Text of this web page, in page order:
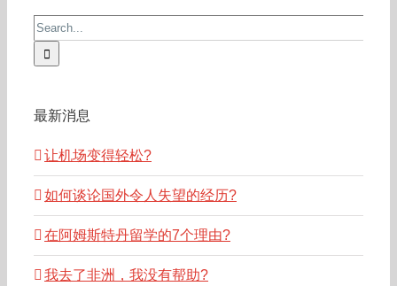
Search
for:
最新消息
让机场变得轻松?
如何谈论国外令人失望的经历?
在阿姆斯特丹留学的7个理由?
我去了非洲，我没有帮助?